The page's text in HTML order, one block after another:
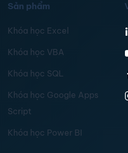
Sản phẩm
Khóa học Excel
Khóa học VBA
Khóa học SQL
Khóa học Google Apps
Script
Khóa học Power BI